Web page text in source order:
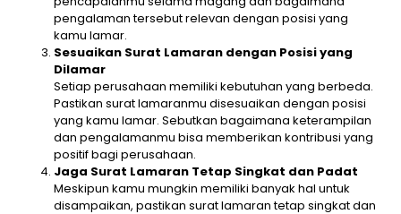
pengalaman tersebut relevan dengan posisi yang
kamu lamar.
Sesuaikan Surat Lamaran dengan Posisi yang
Dilamar
Setiap perusahaan memiliki kebutuhan yang berbeda.
Pastikan surat lamaranmu disesuaikan dengan posisi
yang kamu lamar. Sebutkan bagaimana keterampilan
dan pengalamanmu bisa memberikan kontribusi yang
positif bagi perusahaan.
Jaga Surat Lamaran Tetap Singkat dan Padat
Meskipun kamu mungkin memiliki banyak hal untuk
disampaikan, pastikan surat lamaran tetap singkat dan